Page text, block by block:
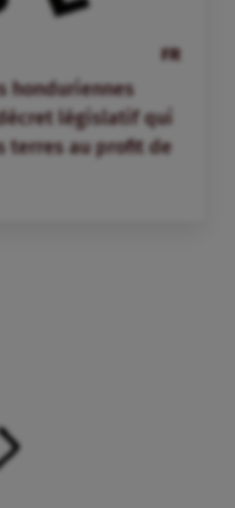
FR
honduriennes
législatif qui
terres au profit de